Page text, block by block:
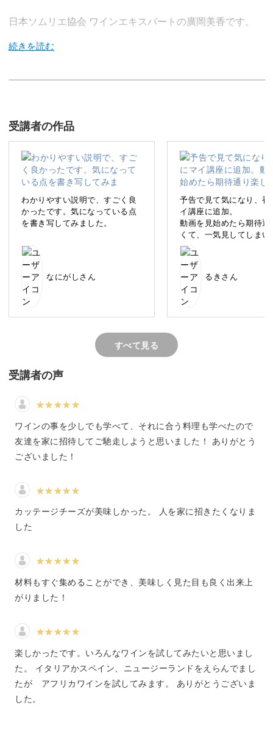
日本ソムリエ協会 ワインエキスパートの廣岡美香です。
今回の講座では、ワインの基本的な知識から始め、どんな
楽しめば良いのかをご紹介していきます。
ぜひ、ワインの世界に足を踏み入れて、楽しく学んでみま
しょう！
ワインは楽しむもの！
味わいが変わるので、どうしても「敷居が高い」「難し
い」などのイメージがあります。
様々な情報を把握して、好みの味を見つけたり、味の違い
を見分けたりするのが初心者には難しく感じるポイントで
るために覚えたり、ワイン通の会話に入るためだけに覚え
たりするものではありません。
ワインに関する知識は、全てあなた自身がさらにワインを
楽しむためのものです。
知識が無くてもワインは飲めますが、その奥深さや楽しさ
は知識があってこそ♪
受講者の作品
わかりやすい説明で、すごく良
かったです。気になっている点
を書き写してみました。
なにがしさん
予告で見て気になり、初
イ講座に追加。
動画を見始めたら期待通
くて、一気見してしまい
た！
ワインもお手頃で通販な
手に入りやすいもの、ペ
グのお料理も身近な食材
とできそうなのが嬉しい
講座をヒントにして、気
しみたいと思います。
るきさん
すべて見る
受講者の声
ワインの事を少しでも学べて、それに合う料理も学べたので
友達を家に招待してご馳走しようと思いました！ ありがとう
ございました！
カッテージチーズが美味しかった。 人を家に招きたくなりま
した
材料もすぐ集めることができ、美味しく見た目も良く出来上
がりました！
楽しかったです。いろんなワインを試してみたいと思いまし
た。 イタリアかスペイン、ニュージーランドをえらんでまし
たが アフリカワインを試してみます。 ありがとうございま
した。